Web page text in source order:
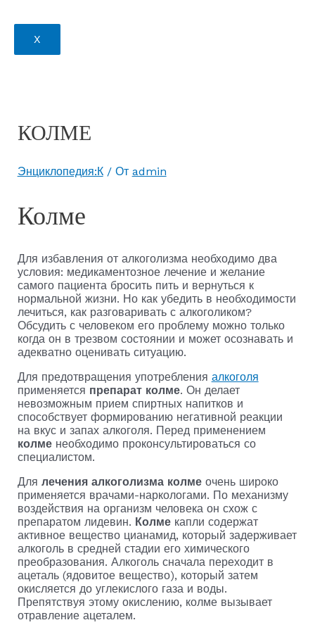
X
КОЛМЕ
Энциклопедия:К/ От admin
Колме
Для избавления от алкоголизма необходимо два
условия: медикаментозное лечение и желание
самого пациента бросить пить и вернуться к
нормальной жизни. Но как убедить в необходимости
лечиться, как разговаривать с алкоголиком?
Обсудить с человеком его проблему можно только
когда он в трезвом состоянии и может осознавать и
адекватно оценивать ситуацию.
Для предотвращения употребления алкоголя
применяется препарат колме. Он делает
невозможным прием спиртных напитков и
способствует формированию негативной реакции
на вкус и запах алкоголя. Перед применением
колменеобходимо проконсультироваться со
специалистом.
Для лечения алкоголизма колмеочень широко
применяется врачами-наркологами. По механизму
воздействия на организм человека он схож с
препаратом лидевин. Колмекапли содержат
активное вещество цианамид, который задерживает
алкоголь в средней стадии его химического
преобразования. Алкоголь сначала переходит в
ацеталь (ядовитое вещество), который затем
окисляется до углекислого газа и воды.
Препятствуя этому окислению, колме вызывает
отравление ацеталем.